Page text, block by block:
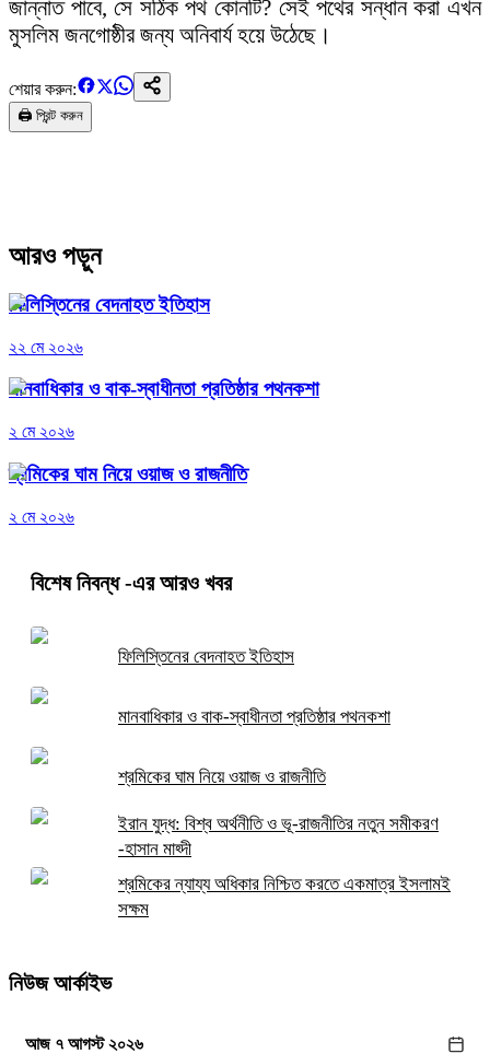
জান্নাত পাবে, সে সঠিক পথ কোনটি? সেই পথের সন্ধান করা এখন
মুসলিম জনগোষ্ঠীর জন্য অনিবার্য হয়ে উঠেছে।
শেয়ার করুন:
🖨️ প্রিন্ট করুন
আরও পড়ুন
ফিলিস্তিনের বেদনাহত ইতিহাস
২২ মে ২০২৬
মানবাধিকার ও বাক-স্বাধীনতা প্রতিষ্ঠার পথনকশা
২ মে ২০২৬
শ্রমিকের ঘাম নিয়ে ওয়াজ ও রাজনীতি
২ মে ২০২৬
বিশেষ নিবন্ধ-এর আরও খবর
ফিলিস্তিনের বেদনাহত ইতিহাস
মানবাধিকার ও বাক-স্বাধীনতা প্রতিষ্ঠার পথনকশা
শ্রমিকের ঘাম নিয়ে ওয়াজ ও রাজনীতি
ইরান যুদ্ধ: বিশ্ব অর্থনীতি ও ভূ-রাজনীতির নতুন সমীকরণ
-হাসান মাহ্দী
শ্রমিকের ন্যায্য অধিকার নিশ্চিত করতে একমাত্র ইসলামই
সক্ষম
নিউজ আর্কাইভ
আজ ৭ আগস্ট ২০২৬